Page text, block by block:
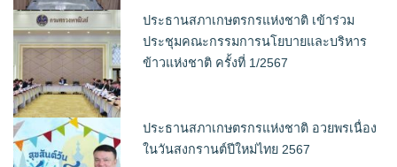
ประธานสภาเกษตรกรแห่งชาติ เข้าร่วม
ประชุมคณะกรรมการนโยบายและบริหาร
ข้าวแห่งชาติ ครั้งที่ 1/2567
ประธานสภาเกษตรกรแห่งชาติ อวยพรเนื่อง
ในวันสงกรานต์ปีใหม่ไทย 2567